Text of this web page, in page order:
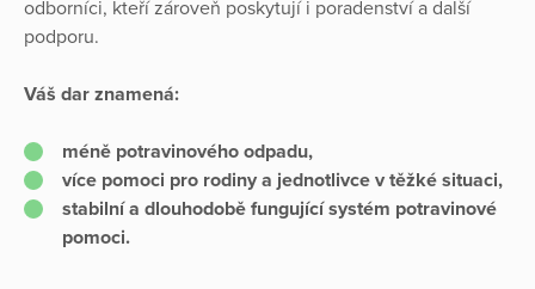
odborníci, kteří zároveň poskytují i poradenství a další
podporu.
Váš dar znamená:
méně potravinového odpadu,
více pomoci pro rodiny a jednotlivce v těžké situaci,
stabilní a dlouhodobě fungující systém potravinové
pomoci.